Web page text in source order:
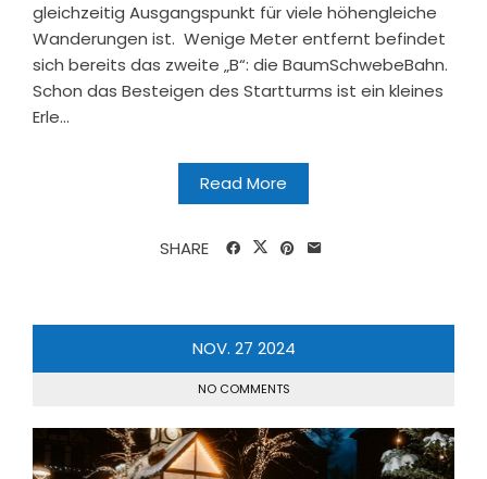
gleichzeitig Ausgangspunkt für viele höhengleiche
Wanderungen ist. Wenige Meter entfernt befindet
sich bereits das zweite „B“: die BaumSchwebeBahn.
Schon das Besteigen des Startturms ist ein kleines
Erle...
Read More
SHARE
NOV. 27 2024
NO COMMENTS